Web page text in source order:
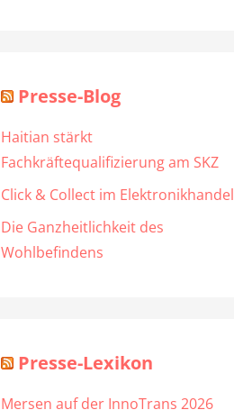
Presse-Blog
Haitian stärkt
Fachkräftequalifizierung am SKZ
Click & Collect im Elektronikhandel
Die Ganzheitlichkeit des
Wohlbefindens
Presse-Lexikon
Mersen auf der InnoTrans 2026